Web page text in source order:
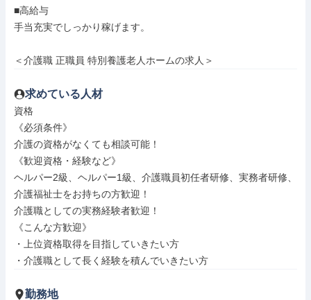
■高給与
手当充実でしっかり稼げます。
＜介護職 正職員 特別養護老人ホームの求人＞
求めている人材
資格
《必須条件》
介護の資格がなくても相談可能！
《歓迎資格・経験など》
ヘルパー2級、ヘルパー1級、介護職員初任者研修、実務者研修、
介護福祉士をお持ちの方歓迎！
介護職としての実務経験者歓迎！
《こんな方歓迎》
・上位資格取得を目指していきたい方
・介護職として長く経験を積んでいきたい方
勤務地